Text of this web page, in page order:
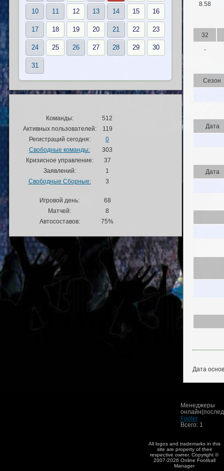
8.58
32
-
Сезон
Дата
Дата
Дата
10 11 12 13 14 15 16
17 18 19 20 21 22 23
24 25 26 27 28 29 30
31
Команды:
512
Активных пользователей:
119
Регистраций сегодня:
0
Свободные команды:
303
Кризисное управление:
37
Заявлений:
1
Свободные Сборные:
3
Игровой день:
68
Матчей:
8
Автосоставов:
75%
Менеджеры
Footer
Всего: 1
All logos and trademarks in this
site are property of their
respective owner. Copyright ©
2007-2026 Online Football
Manager